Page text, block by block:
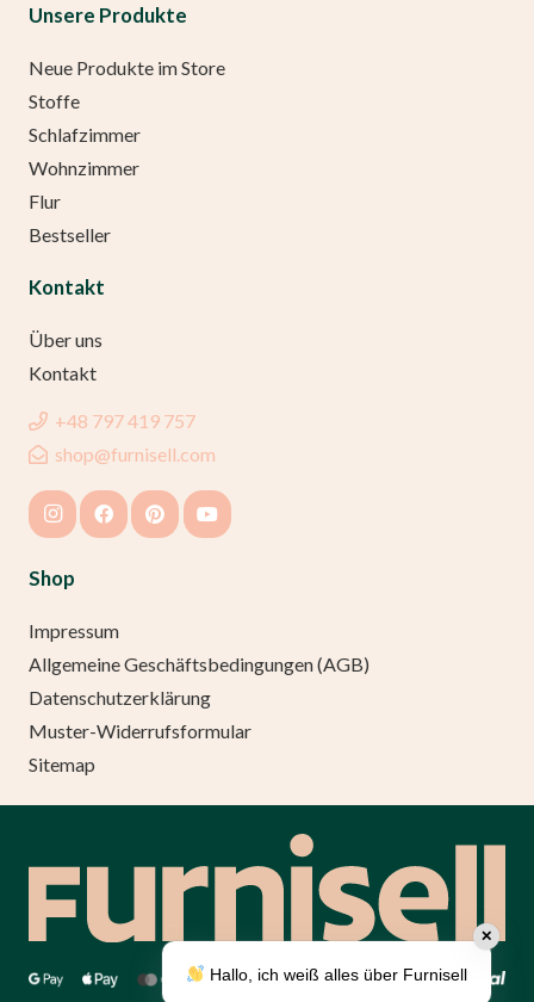
Unsere Produkte
Neue Produkte im Store
Stoffe
Schlafzimmer
Wohnzimmer
Flur
Bestseller
Kontakt
Über uns
Kontakt
+48 797 419 757
shop@furnisell.com
Shop
Impressum
Allgemeine Geschäftsbedingungen (AGB)
Datenschutzerklärung
Muster-Widerrufsformular
Sitemap
✕
Hallo, ich weiß alles über Furnisell